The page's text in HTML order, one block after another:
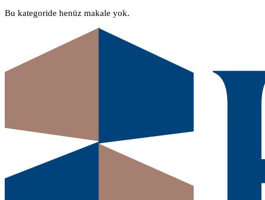
Bu kategoride henüz makale yok.